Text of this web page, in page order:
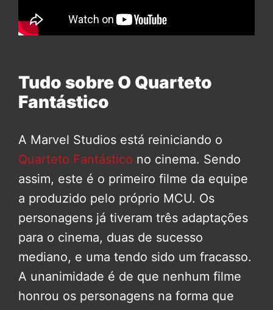
Tudo sobre O Quarteto
Fantástico
A Marvel Studios está reiniciando o
Quarteto Fantástico no cinema. Sendo
assim, este é o primeiro filme da equipe
a produzido pelo próprio MCU. Os
personagens já tiveram três adaptações
para o cinema, duas de sucesso
mediano, e uma tendo sido um fracasso.
A unanimidade é de que nenhum filme
honrou os personagens na forma que